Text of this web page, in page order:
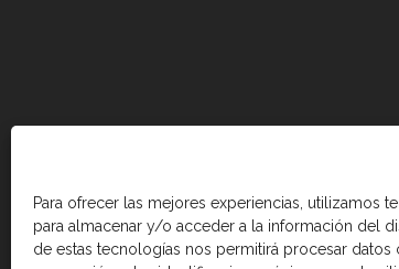
Para ofrecer las mejores experiencias, utilizamos
para almacenar y/o acceder a la información del
de estas tecnologías nos permitirá procesar